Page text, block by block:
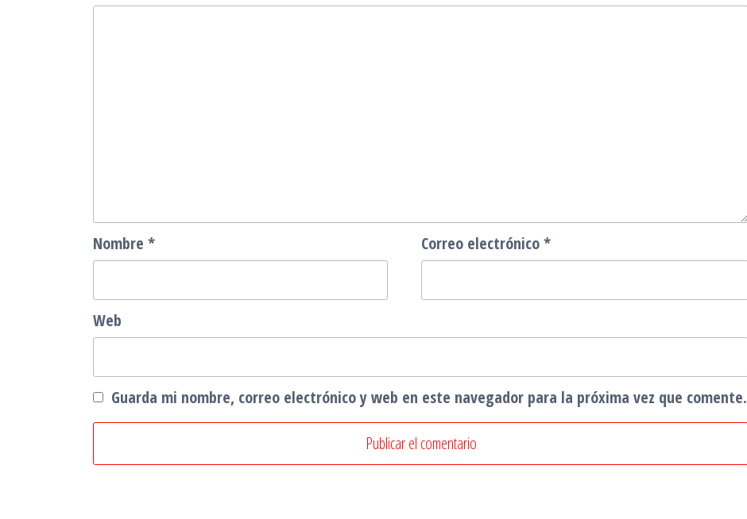
Nombre * Correo electrónico*
Web
Guarda mi nombre, correo electrónico y web en este navegador para la próxima vez que comente.